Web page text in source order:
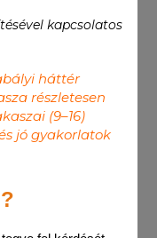
kapcsolatos
háttér
részletesen
(9–16)
jó gyakorlatok